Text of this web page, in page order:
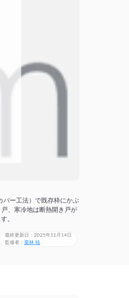
バー工法）で既存枠にかぶ
、寒冷地は断熱開き戸が
。
最終更新日：2025年11月14日
監修者： 栗林 暁